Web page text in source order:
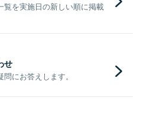
を実施日の新しい順に掲載
せ
にお答えします。